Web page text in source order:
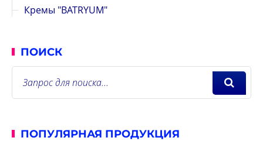
Кремы "BATRYUM"
ПОИСК
ПОПУЛЯРНАЯ ПРОДУКЦИЯ